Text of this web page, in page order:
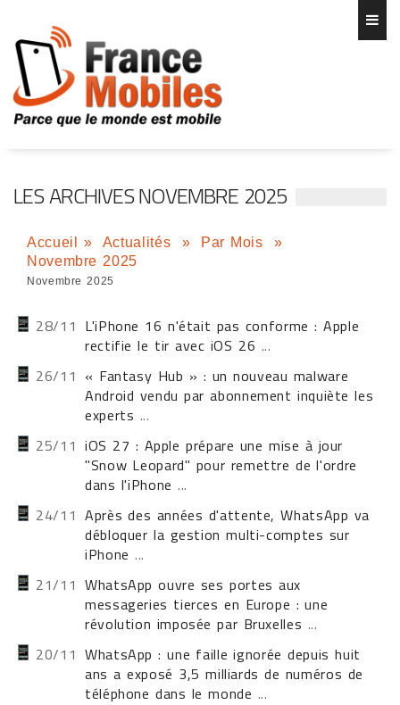
LES ARCHIVES NOVEMBRE 2025
Accueil » Actualités » Par Mois
»
Novembre 2025
Novembre 2025
28/11 L'iPhone 16 n'était pas conforme : Apple
rectifie le tir avec iOS 26 ...
26/11 « Fantasy Hub » : un nouveau malware
Android vendu par abonnement inquiète les
experts ...
25/11 iOS 27 : Apple prépare une mise à jour
"Snow Leopard" pour remettre de l'ordre
dans l'iPhone ...
24/11 Après des années d'attente, WhatsApp va
débloquer la gestion multi-comptes sur
iPhone ...
21/11 WhatsApp ouvre ses portes aux
messageries tierces en Europe : une
révolution imposée par Bruxelles ...
20/11 WhatsApp : une faille ignorée depuis huit
ans a exposé 3,5 milliards de numéros de
téléphone dans le monde ...